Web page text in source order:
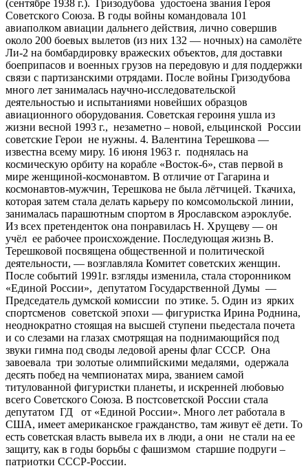
(сентябре 1938 г.). Гризодубова удостоена звания Героя
Советского Союза. В годы войны командовала 101
авиаполком авиации дальнего действия, лично совершив
около 200 боевых вылетов (из них 132 — ночных) на самолёте
Ли-2 на бомбардировку вражеских объектов, для доставки
боеприпасов и военных грузов на передовую и для поддержки
связи с партизанскими отрядами. После войны Гризодубова
много лет занималась научно-исследовательской
деятельностью и испытаниями новейших образцов
авиационного оборудования. Советская героиня ушла из
жизни весной 1993 г., незаметно – новой, ельцинской России
советские Герои не нужны. 4. Валентина Терешкова —
известна всему миру. 16 июня 1963 г. поднялась на
космическую орбиту на корабле «Восток-6», став первой в
мире женщиной-космонавтом. В отличие от Гагарина и
космонавтов-мужчин, Терешкова не была лётчицей. Ткачиха,
которая затем стала делать карьеру по комсомольской линии,
занималась парашютным спортом в Ярославском аэроклубе.
Из всех претенденток она понравилась Н. Хрущеву — он
учёл ее рабочее происхождение. Последующая жизнь В.
Терешковой посвящена общественной и политической
деятельности, — возглавляла Комитет советских женщин.
После событий 1991г. взгляды изменила, стала сторонником
«Единой России», депутатом Государственной Думы —
Председатель думской комиссии по этике. 5. Один из ярких
спортсменов советской эпохи — фигуристка Ирина Роднина,
неоднократно стоящая на высшей ступени пьедестала почета
и со слезами на глазах смотрящая на поднимающийся под
звуки гимна под своды ледовой арены флаг СССР. Она
завоевала три золотые олимпийскими медалями, одержала
десять побед на чемпионатах мира, званием самой
титулованной фигуристки планеты, и искренней любовью
всего Советского Союза. В постсоветской России стала
депутатом ГД от «Единой России». Много лет работала в
США, имеет американское гражданство, там живут её дети. То
есть советская власть вывела их в люди, а они не стали на ее
защиту, как в годы борьбы с фашизмом старшие подруги –
патриотки СССР-России.